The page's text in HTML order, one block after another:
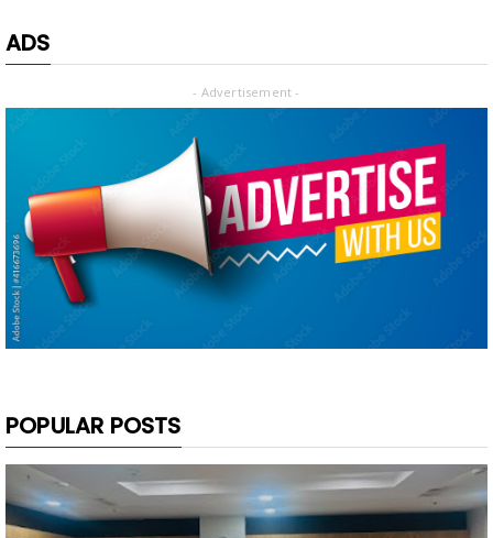
ADS
- Advertisement -
POPULAR POSTS